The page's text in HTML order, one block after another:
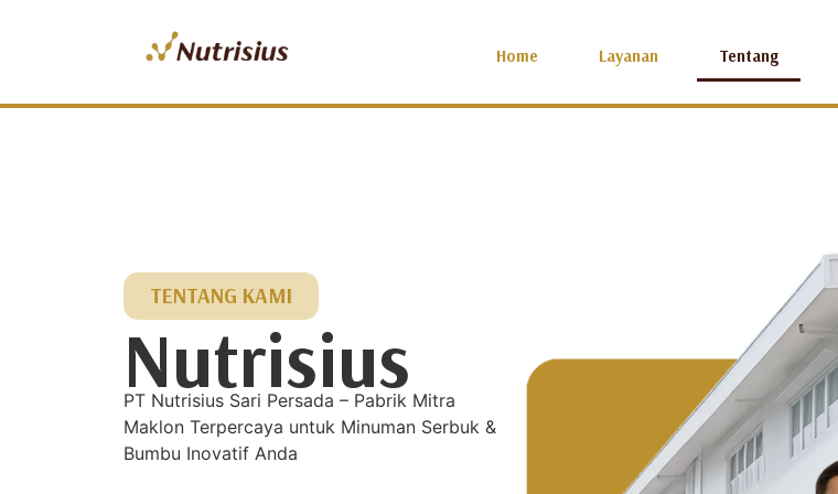
Home Layanan Tentang
TENTANG KAMI
Nutrisius
PT Nutrisius Sari Persada – Pabrik Mitra
Maklon Terpercaya untuk Minuman Serbuk &
Bumbu Inovatif Anda